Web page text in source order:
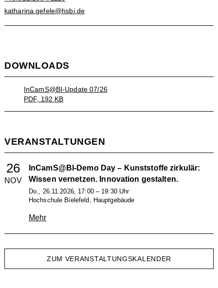
katharina.gefele@hsbi.de
DOWNLOADS
InCamS@BI-Update 07/26
PDF, 192 KB
VERANSTALTUNGEN
26
NOV
InCamS@BI-Demo Day – Kunststoffe zirkulär:
Wissen vernetzen. Innovation gestalten.
Do., 26.11.2026, 17:00 – 19:30 Uhr
Hochschule Bielefeld, Hauptgebäude
Mehr
ZUM VERANSTALTUNGSKALENDER